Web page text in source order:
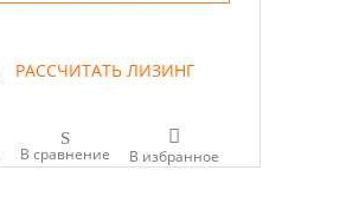
РАССЧИТАТЬ ЛИЗИНГ
В сравнение